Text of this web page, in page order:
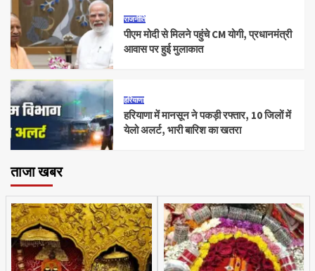
राजनीति
पीएम मोदी से मिलने पहुंचे CM योगी, प्रधानमंत्री
आवास पर हुई मुलाकात
हरियाणा
हरियाणा में मानसून ने पकड़ी रफ्तार, 10 जिलों में
येलो अलर्ट, भारी बारिश का खतरा
ताजा खबर